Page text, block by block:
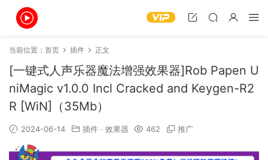
当前位置： 首页 插件 正文
[一键式人声乐器魔法增强效果器]Rob Papen U
niMagic v1.0.0 Incl Cracked and Keygen-R2
R [WiN]（35Mb）
2024-06-14 插件 · 效果器 462 推广